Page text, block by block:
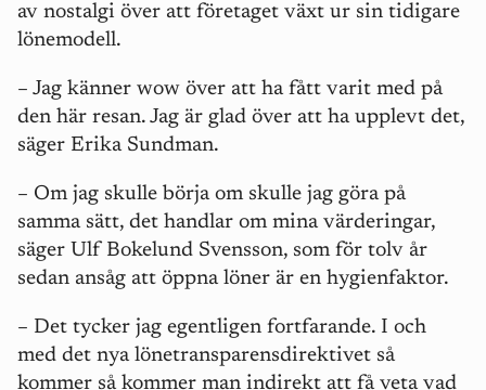
av nostalgi över att företaget växt ur sin tidigare
lönemodell.
– Jag känner wow över att ha fått varit med på
den här resan. Jag är glad över att ha upplevt det,
säger Erika Sundman.
– Om jag skulle börja om skulle jag göra på
samma sätt, det handlar om mina värderingar,
säger Ulf Bokelund Svensson, som för tolv år
sedan ansåg att öppna löner är en hygienfaktor.
– Det tycker jag egentligen fortfarande. I och
med det nya lönetransparensdirektivet så
kommer så kommer man indirekt att få veta vad